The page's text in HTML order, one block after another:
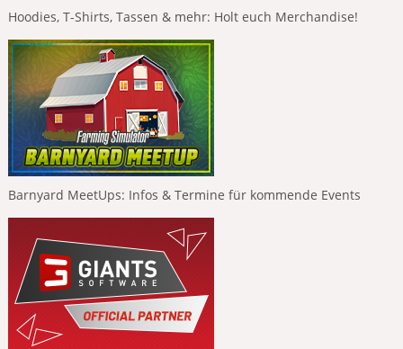
Hoodies, T-Shirts, Tassen & mehr: Holt euch Merchandise!
Barnyard MeetUps: Infos & Termine für kommende Events